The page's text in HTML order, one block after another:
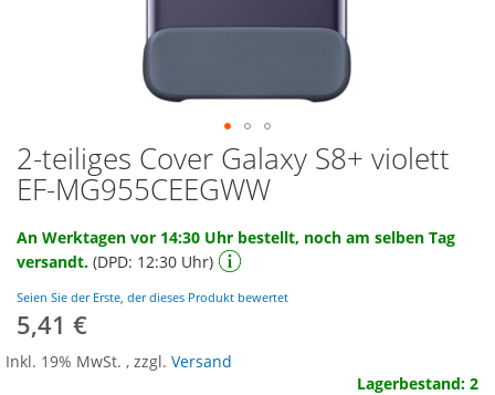
Zum
Anfang
der
springen
2-teiliges Cover Galaxy S8+ violett
EF-MG955CEEGWW
An Werktagen vor 14:30 Uhr bestellt, noch am selben Tag
versandt. (DPD: 12:30 Uhr)
Seien Sie der Erste, der dieses Produkt bewertet
5,41 €
Inkl. 19% MwSt. , zzgl. Versand
Lagerbestand: 2